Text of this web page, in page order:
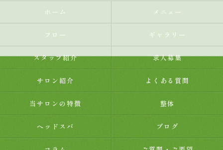
ホーム メニュー
フロー ギャラリー
スタッフ紹介 求人募集
サロン紹介 よくある質問
当サロンの特徴 整体
ヘッドスパ ブログ